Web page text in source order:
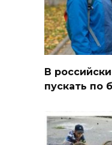
В
пускать по